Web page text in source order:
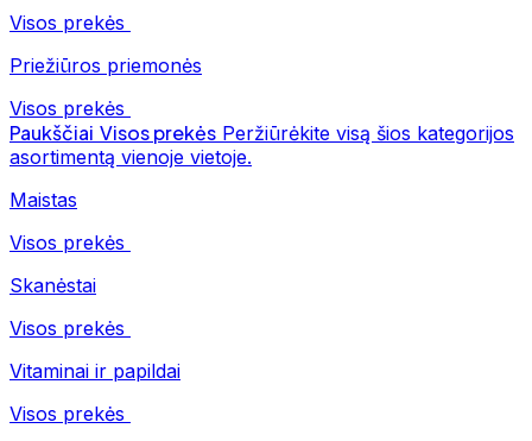
Visos prekės
Priežiūros priemonės
Visos prekės
Paukščiai Visos prekės Peržiūrėkite visą šios kategorijos
asortimentą vienoje vietoje.
Maistas
Visos prekės
Skanėstai
Visos prekės
Vitaminai ir papildai
Visos prekės